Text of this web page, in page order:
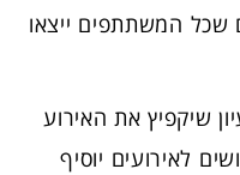
שכל המשתתפים ייצאו
שיקפיץ את האירוע
לאירועים יוסיף